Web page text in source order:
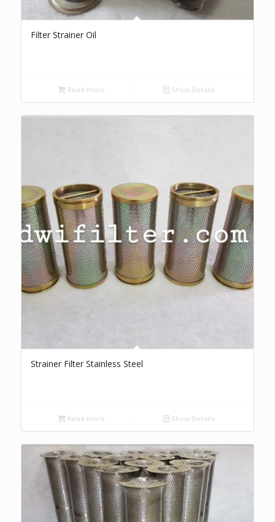
Filter Strainer Oil
Read more Show Details
Strainer Filter Stainless Steel
Read more Show Details